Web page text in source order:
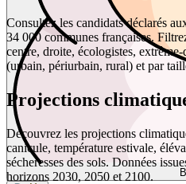
Consultez les candidats déclarés
34 000 communes françaises.
centre, droite, écologistes,
(urbain, périurbain, rural) et par
Projections
Découvrez les projections
canicule, température estivale,
sécheresses des sols. Données
horizons 2030, 2050 et 2100.